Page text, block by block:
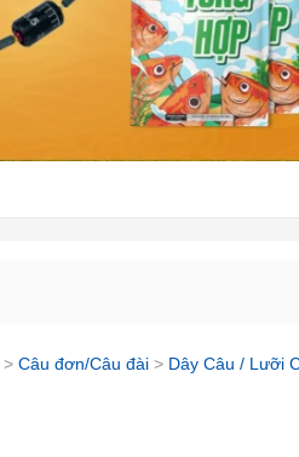
> Câu đơn/Câu đài > Dây Câu / Lưỡi